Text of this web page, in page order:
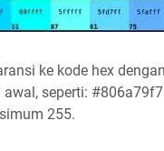
ke kode hex
seperti:
255.